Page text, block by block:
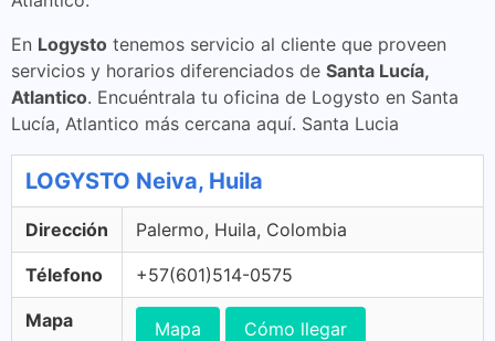
En Logysto tenemos servicio al cliente que proveen
servicios y horarios diferenciados de Santa Lucía,
Atlantico. Encuéntrala tu oficina de Logysto en Santa
Lucía, Atlantico más cercana aquí. Santa Lucia
LOGYSTO Neiva, Huila
Dirección Palermo, Huila, Colombia
Télefono +57(601)514-0575
Mapa Mapa Cómo llegar